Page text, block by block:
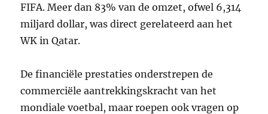
FIFA. Meer dan 83% van de omzet, ofwel 6,314
miljard dollar, was direct gerelateerd aan het
WK in Qatar.
De financiële prestaties onderstrepen de
commerciële aantrekkingskracht van het
mondiale voetbal, maar roepen ook vragen op